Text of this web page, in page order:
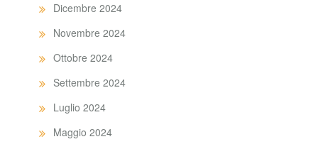
Dicembre 2024
Novembre 2024
Ottobre 2024
Settembre 2024
Luglio 2024
Maggio 2024